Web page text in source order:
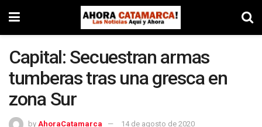
Capital: Secuestran armas
tumberas tras una gresca en
zona Sur
by AhoraCatamarca 14 de agosto de 2020